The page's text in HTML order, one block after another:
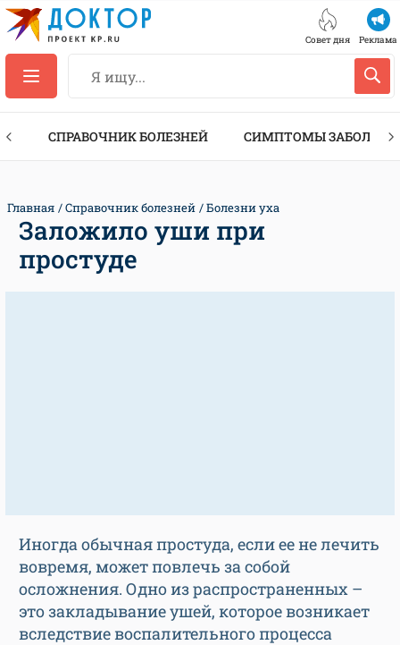
Совет дня Реклама
СПРАВОЧНИК БОЛЕЗНЕЙ СИМПТОМЫ
Главная Справочник болезней Болезни уха
Заложило уши при
простуде
Иногда обычная простуда, если ее не лечить
вовремя, может повлечь за собой
осложнения. Одно из распространенных –
это закладывание ушей, которое возникает
вследствие воспалительного процесса